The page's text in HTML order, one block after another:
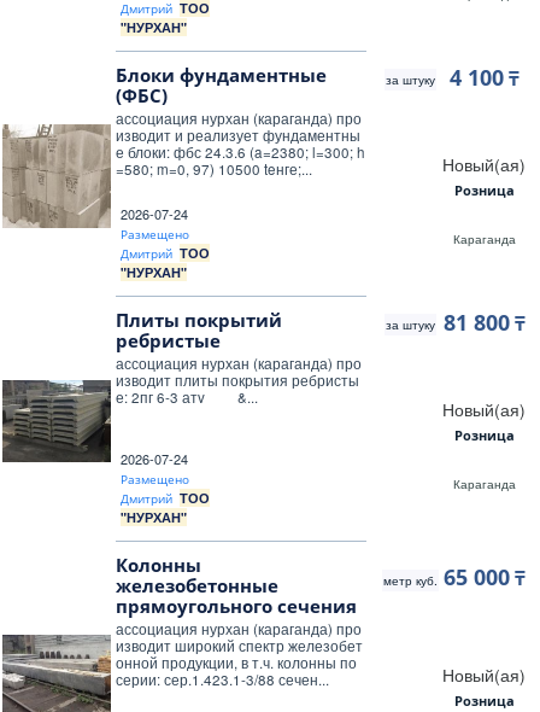
Дмитрий ТОО
"НУРХАН"
Блоки фундаментные
(ФБС)
за штуку 4 100₸
ассоциация нурхан (караганда) про
изводит и реализует фундаментны
е блоки: фбс 24.3.6 (a=2380; l=300; h
=580; m=0, 97) 10500 teнге;...
Новый(ая)
Розница
Караганда
2026-07-24
Размещено
Дмитрий ТОО
"НУРХАН"
Плиты покрытий
ребристые
за штуку 81 800₸
ассоциация нурхан (караганда) про
изводит плиты покрытия ребристы
е: 2пг 6-3 атv &...
Новый(ая)
Розница
Караганда
2026-07-24
Размещено
Дмитрий ТОО
"НУРХАН"
Колонны
железобетонные
прямоугольного сечения
метр куб. 65 000₸
ассоциация нурхан (караганда) про
изводит широкий спектр железобет
онной продукции, в т.ч. колонны по
серии: сер.1.423.1-3/88 сечен...
Новый(ая)
Розница